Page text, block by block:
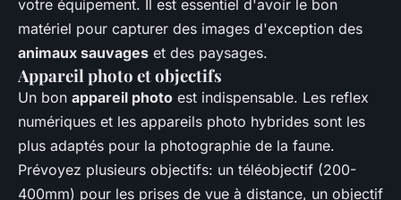
votre équipement. Il est essentiel d'avoir le bon
matériel pour capturer des images d'exception des
animaux sauvages et des paysages.
Appareil photo et objectifs
Un bon appareil photo est indispensable. Les reflex
numériques et les appareils photo hybrides sont les
plus adaptés pour la photographie de la faune.
Prévoyez plusieurs objectifs: un téléobjectif (200-
400mm) pour les prises de vue à distance, un objectif